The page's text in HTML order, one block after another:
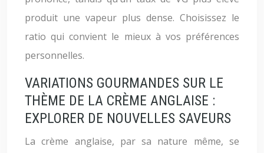
produit une vapeur plus dense. Choisissez le
ratio qui convient le mieux à vos préférences
personnelles.
VARIATIONS GOURMANDES SUR LE
THÈME DE LA CRÈME ANGLAISE :
EXPLORER DE NOUVELLES SAVEURS
La crème anglaise, par sa nature même, se